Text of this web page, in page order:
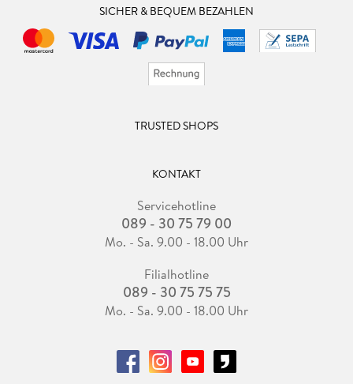
SICHER & BEQUEM BEZAHLEN
TRUSTED SHOPS
KONTAKT
Servicehotline
089 - 30 75 79 00
Mo. - Sa. 9.00 - 18.00 Uhr
Filialhotline
089 - 30 75 75 75
Mo. - Sa. 9.00 - 18.00 Uhr